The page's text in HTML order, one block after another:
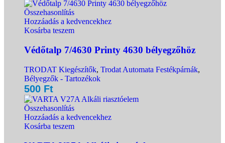
Összehasonlítás
Hozzáadás a kedvencekhez
Kosárba teszem
Védőtalp 7/4630 Printy 4630 bélyegzőhöz
TRODAT Kiegészítők, Trodat Automata Festékpárnák,
Bélyegzők - Tartozékok
500 Ft
Összehasonlítás
Hozzáadás a kedvencekhez
Kosárba teszem